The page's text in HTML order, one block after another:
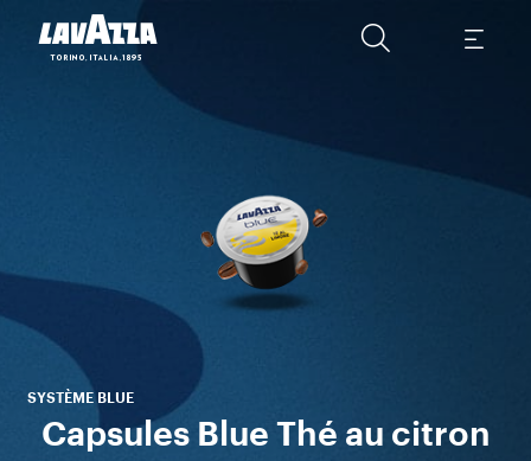
SYSTÈME BLUE
Capsules Blue Thé au citron